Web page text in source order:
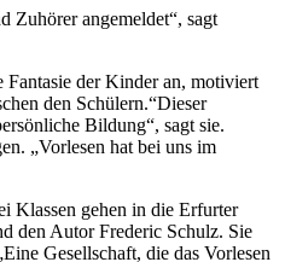
Zuhörer angemeldet“, sagt
Fantasie der Kinder an, motiviert
den Schülern.“Dieser
Bildung“, sagt sie.
„Vorlesen hat bei uns im
Klassen gehen in die Erfurter
den Autor Frederic Schulz. Sie
Gesellschaft, die das Vorlesen